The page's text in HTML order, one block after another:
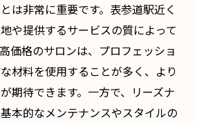
は非常に重要です。表参道駅近く
や提供するサービスの質によって
価格のサロンは、プロフェッショ
材料を使用することが多く、より
期待できます。一方で、リーズナ
本的なメンテナンスやスタイルの